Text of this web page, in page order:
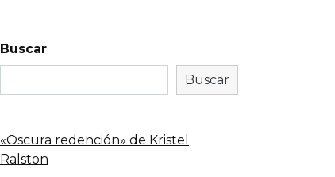
Buscar
Buscar
«Oscura redención» de Kristel
Ralston